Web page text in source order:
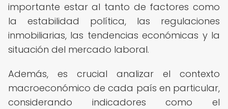
importante estar al tanto de factores como
la estabilidad política, las regulaciones
inmobiliarias, las tendencias económicas y la
situación del mercado laboral.
Además, es crucial analizar el contexto
macroeconómico de cada país en particular,
considerando indicadores como el